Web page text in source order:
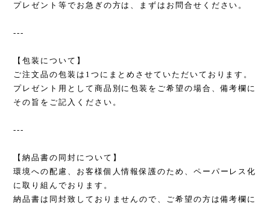
プレゼント等でお急ぎの方は、まずはお問合せください。
---
【包装について】
ご注文品の包装は1つにまとめさせていただいております。
プレゼント用として商品別に包装をご希望の場合、備考欄に
その旨をご記入ください。
---
【納品書の同封について】
環境への配慮、お客様個人情報保護のため、ペーパーレス化
に取り組んでおります。
納品書は同封致しておりませんので、ご希望の方は備考欄に